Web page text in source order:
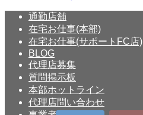
通勤店舗
在宅お仕事(本部)
在宅お仕事(サポートFC店)
BLOG
代理店募集
質問掲示板
本部ホットライン
代理店問い合わせ